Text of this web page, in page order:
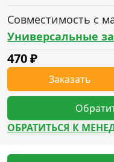
Совместимость с
Универсальные
470₽
Заказать
ОБРАТИТЬСЯ К